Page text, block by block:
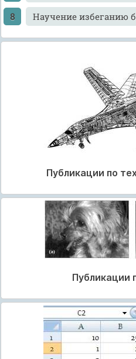
Научение избеганию
Публикации по
Публикации